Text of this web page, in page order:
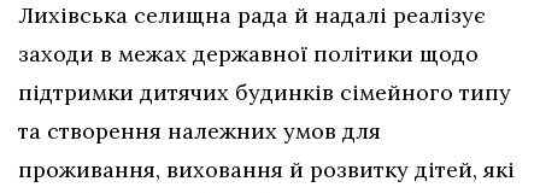
Лихівська селищна рада й надалі реалізує
заходи в межах державної політики щодо
підтримки дитячих будинків сімейного типу
та створення належних умов для
проживання, виховання й розвитку дітей, які